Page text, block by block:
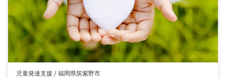
児童発達支援 /福岡県筑紫野市